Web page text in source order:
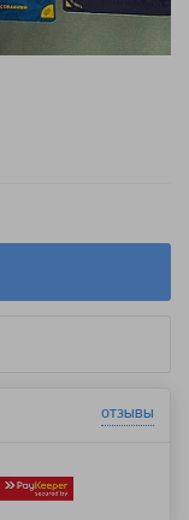
отзывы